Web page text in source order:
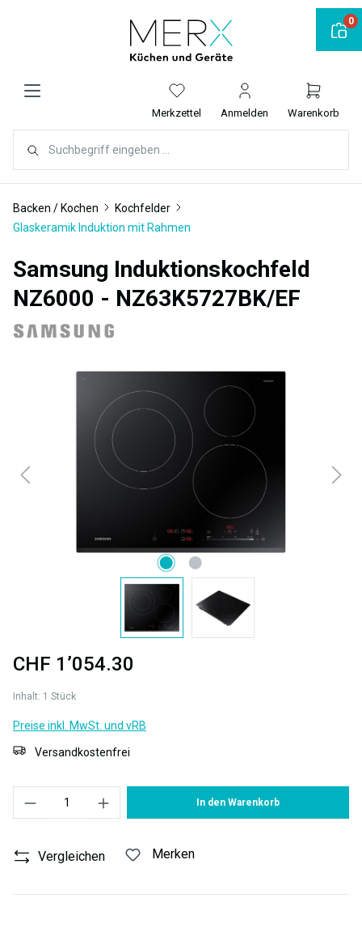
Merkzettel Anmelden Warenkorb
Backen / Kochen
Kochfelder
Glaskeramik Induktion mit Rahmen
Samsung Induktionskochfeld
NZ6000 - NZ63K5727BK/EF
CHF 1’054.30
Inhalt: 1 Stück
Preise inkl. MwSt. und vRB
Versandkostenfrei
In den Warenkorb
Vergleichen Merken
0